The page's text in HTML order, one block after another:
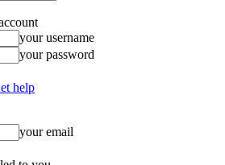
your username
your password
help
your email